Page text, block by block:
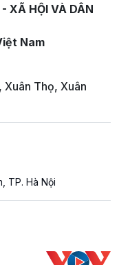
XÃ HỘI VÀ DÂN
Nam
Xuân Thọ, Xuân
TP. Hà Nội